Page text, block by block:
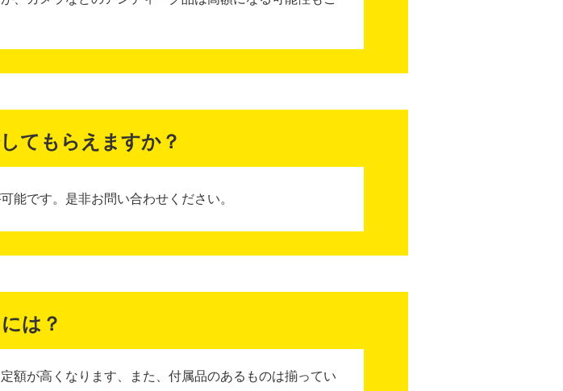
てもらえますか？
能です。是非お問い合わせください。
は？
額が高くなります、また、付属品のあるものは揃ってい